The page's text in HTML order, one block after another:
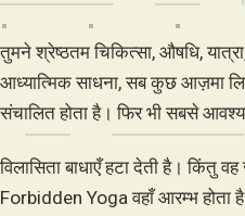
तुमने श्रेष्ठतम चिकित्सा, औषधि,
आध्यात्मिक साधना, सब कुछ आज़मा
संचालित होता है। फिर भी सबसे
विलासिता बाधाएँ हटा देती है। किंतु
Forbidden Yoga वहाँ आरम्भ